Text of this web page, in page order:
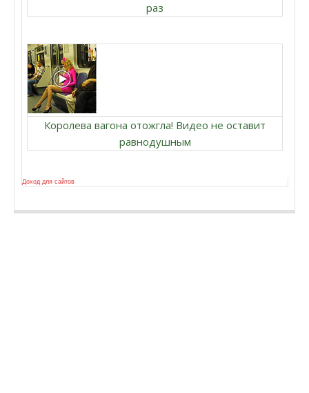
раз
Королева вагона отожгла! Видео не оставит
равнодушным
Доход для сайтов